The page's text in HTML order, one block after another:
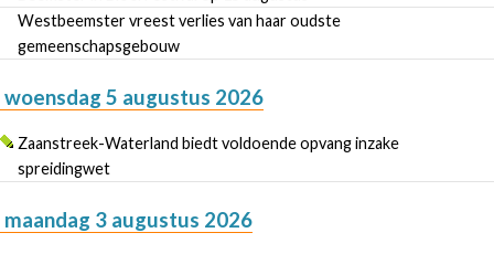
Westbeemster vreest verlies van haar oudste
gemeenschapsgebouw
woensdag 5 augustus 2026
Zaanstreek-Waterland biedt voldoende opvang inzake
spreidingwet
maandag 3 augustus 2026